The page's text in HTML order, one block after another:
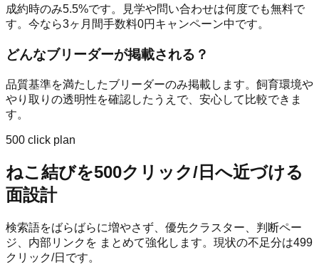
成約時のみ5.5%です。見学や問い合わせは何度でも無料で
す。今なら3ヶ月間手数料0円キャンペーン中です。
どんなブリーダーが掲載される？
品質基準を満たしたブリーダーのみ掲載します。飼育環境や
やり取りの透明性を確認したうえで、安心して比較できま
す。
500 click plan
ねこ結びを500クリック/日へ近づける
面設計
検索語をばらばらに増やさず、優先クラスター、判断ペー
ジ、内部リンクを まとめて強化します。現状の不足分は499
クリック/日です。